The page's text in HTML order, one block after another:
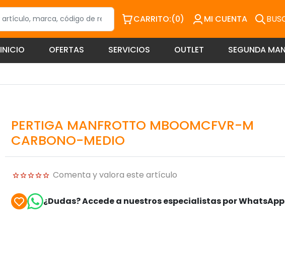
CARRITO:(0) MI CUENTA
INICIO OFERTAS SERVICIOS OUTLET SEGUNDA
PERTIGA MANFROTTO MBOOMCFVR-M
CARBONO-MEDIO
Comenta y valora este artículo
¿Dudas? Accede a nuestros especialistas por